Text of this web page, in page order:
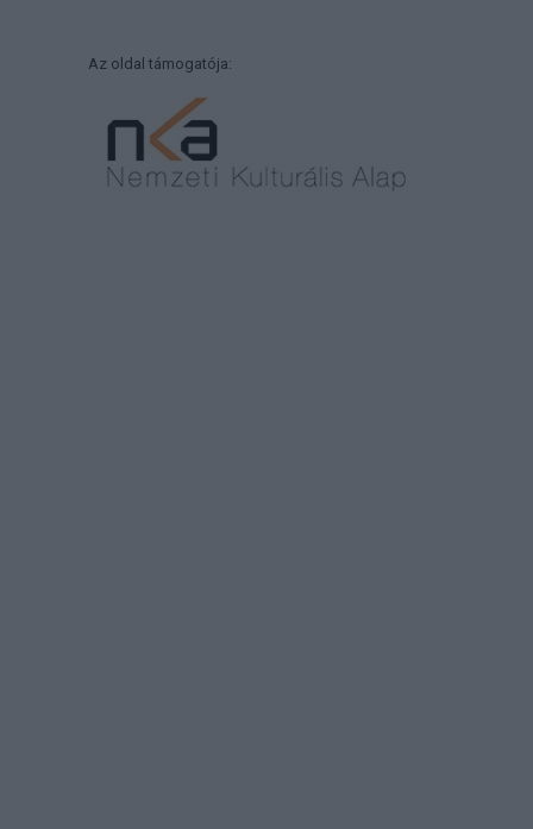
Az oldal támogatója: